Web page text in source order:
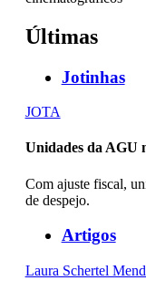
Últimas
Jotinhas
JOTA
Unidades da AGU
Com ajuste fiscal,
de despejo.
Artigos
Laura Schertel